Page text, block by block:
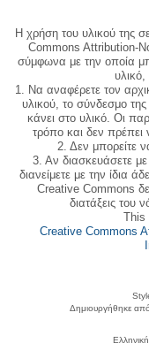
Η χρήση του υλικού της
Commons Attribution-
σύμφωνα με την οποία
υλικό,
1. Να αναφέρετε τον
υλικού, το σύνδεσμο
κάνει στο υλικό. Οι
τρόπο και δεν πρέπει
2. Δεν μπορείτε
3. Αν διασκευάσετε
διανείμετε με την ίδια
Creative Commons
διατάξεις του
This
Creative Commons
Δημιουργήθηκε από